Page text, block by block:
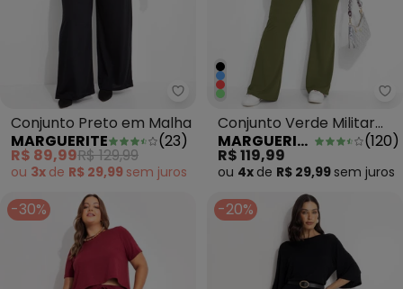
Marguerite - Conjunto Preto
Conjunto Preto em Malha
MARGUERITE
(23)
R$ 89,99R$ 129,99
ou 3x de R$ 29,99 sem juros
Conjunto Verde Militar
em Canelado
MARGUERITE (120)
R$ 119,99
ou 4x de R$ 29,99 sem juros
-30% -20%